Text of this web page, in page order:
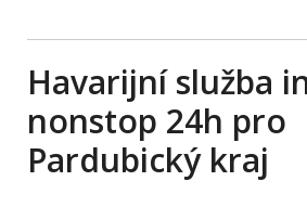
Havarijní služba
nonstop 24h pro
Pardubický kraj